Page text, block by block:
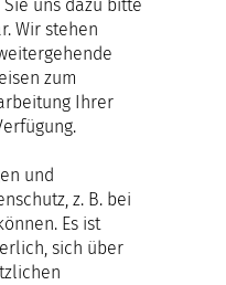
uns dazu bitte
Wir stehen
zum
Ihrer
und
z. B. bei
Es ist
sich über